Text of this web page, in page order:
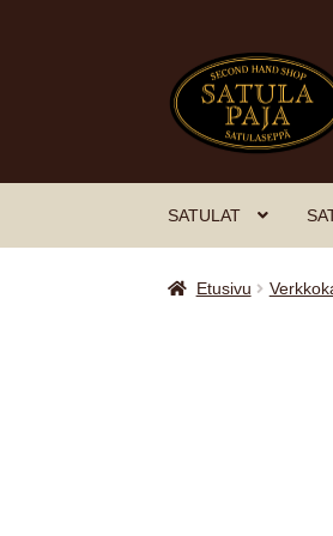
Siirry
navigointiin
Siirry
sisältöön
SATULAT
Etusivu